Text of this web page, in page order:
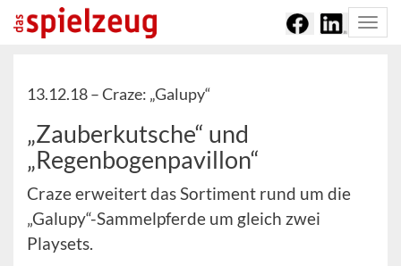
13.12.18 –Craze: „Galupy“
„Zauberkutsche“ und
„Regenbogenpavillon“
Craze erweitert das Sortiment rund um die
„Galupy“-Sammelpferde um gleich zwei
Playsets.